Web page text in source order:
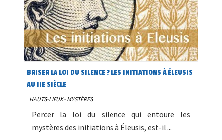
BRISER LA LOI DU SILENCE ? LES INITIATIONS À ÉLEUSIS
AU IIE SIÈCLE
HAUTS-LIEUX - MYSTÈRES
Percer la loi du silence qui entoure les
mystères des initiations à Éleusis, est-il ...